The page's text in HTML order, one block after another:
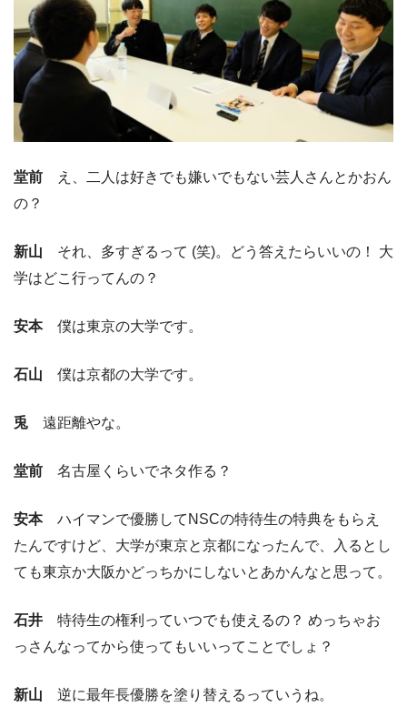
堂前 え、二人は好きでも嫌いでもない芸人さんとかおん
の？
新山 それ、多すぎるって (笑)。どう答えたらいいの！ 大
学はどこ行ってんの？
安本僕は東京の大学です。
石山 僕は京都の大学です。
兎 遠距離やな。
堂前 名古屋くらいでネタ作る？
安本ハイマンで優勝してNSCの特待生の特典をもらえ
たんですけど、大学が東京と京都になったんで、入るとし
ても東京か大阪かどっちかにしないとあかんなと思って。
石井 特待生の権利っていつでも使えるの？ めっちゃお
っさんなってから使ってもいいってことでしょ？
新山 逆に最年長優勝を塗り替えるっていうね。